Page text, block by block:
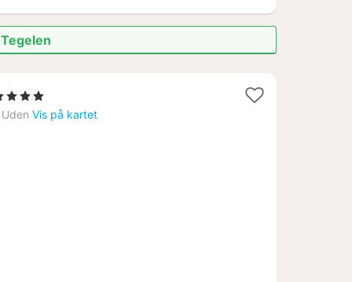
Stjerner
Uden Vis på kartet